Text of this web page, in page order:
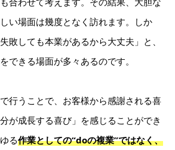
い場面は幾度となく訪れます。しか
敗しても本業があるから大丈夫」と、
できる場面が多々あるのです。
行うことで、お客様から感謝される喜
が成長する喜び」を感じることができ
る作業としての“doの複業”ではなく、